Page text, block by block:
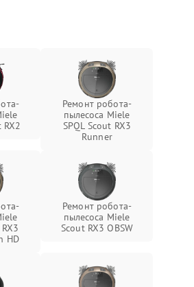
RX2
Ремонт робота-
пылесоса Miele
SPQL Scout RX3
Runner
HD
Ремонт робота-
пылесоса Miele
Scout RX3 OBSW